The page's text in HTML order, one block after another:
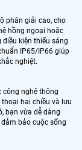
phân giải cao, cho
hồng ngoại hoặc
kiện thiếu sáng.
IP65/IP66 giúp
nghiệt.
công nghệ thông
hai chiều và lưu
bạn vừa dễ dàng
bảo cuộc sống